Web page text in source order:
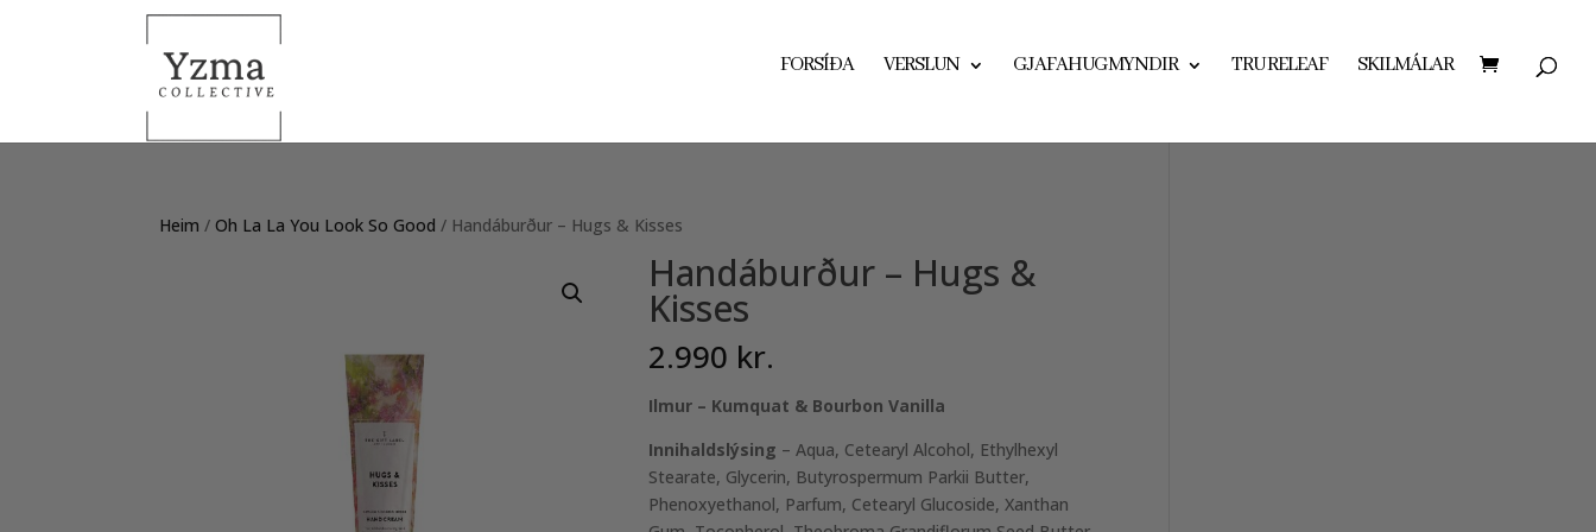
FORSÍÐA VERSLUN GJAFAHUGMYNDIR TRU RELEAF SKILMÁLAR
Heim /Oh La La You Look So Good / Handáburður – Hugs & Kisses
Handáburður – Hugs &
Kisses
2.990 kr.
Ilmur – Kumquat & Bourbon Vanilla
Innihaldslýsing – Aqua, Cetearyl Alcohol, Ethylhexyl
Stearate, Glycerin, Butyrospermum Parkii Butter,
Phenoxyethanol, Parfum, Cetearyl Glucoside, Xanthan